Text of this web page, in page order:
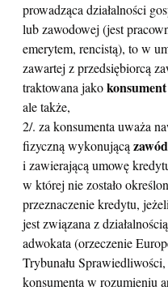
prowadząca działalności
lub zawodowej (jest
emerytem, rencistą), to w
zawartej z przedsiębiorcą
traktowana jako konsument
ale także,
2/. za konsumenta uważa
fizyczną wykonującą
i zawierającą umowę
w której nie zostało
przeznaczenie kredytu,
jest związana z
adwokata (orzeczenie
Trybunału Sprawiedliwości,
konsumenta w rozumieniu